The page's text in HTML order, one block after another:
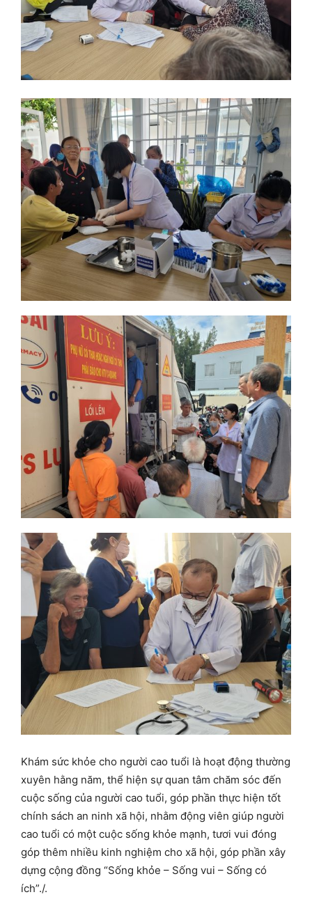
Khám sức khỏe cho người cao tuổi là hoạt động thường
xuyên hằng năm, thể hiện sự quan tâm chăm sóc đến
cuộc sống của người cao tuổi, góp phần thực hiện tốt
chính sách an ninh xã hội, nhằm động viên giúp người
cao tuổi có một cuộc sống khỏe mạnh, tươi vui đóng
góp thêm nhiều kinh nghiệm cho xã hội, góp phần xây
dựng cộng đồng “Sống khỏe – Sống vui – Sống có
ích”./.